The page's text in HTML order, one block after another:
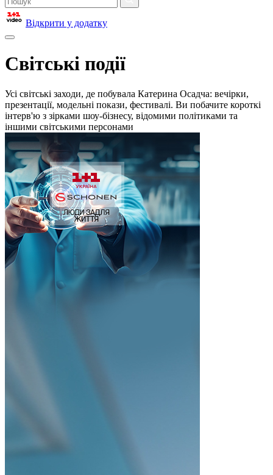
Відкрити у додатку
Світські події
Усі світські заходи, де побувала Катерина Осадча: вечірки,
презентації, модельні покази, фестивалі. Ви побачите короткі
інтерв'ю з зірками шоу-бізнесу, відомими політиками та
іншими світськими персонами